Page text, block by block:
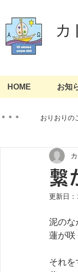
カ
HOME お知
＊＊＊ おりおりの
繋
更新日：
泥の
蓮が咲
それ